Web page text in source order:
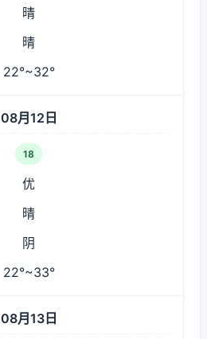
晴
晴
22°~32°
08月12日
18
优
晴
阴
22°~33°
08月13日